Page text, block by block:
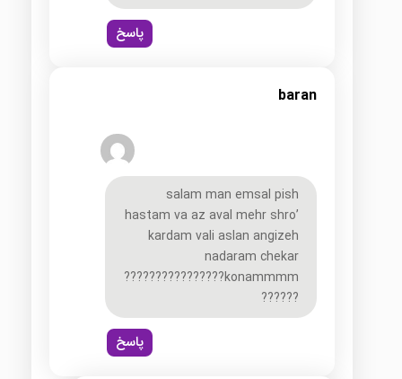
پاسخ
baran
salam man emsal pish
hastam va az aval mehr shro’
kardam vali aslan angizeh
nadaram chekar
konammmm????????????????
??????
پاسخ